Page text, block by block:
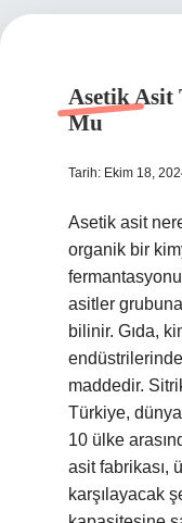
Asetik
Mu
Tarih: Ekim 18,
Asetik asit
organik bir
asitler
bilinir. Gıda,
maddedir.
Türkiye,
10 ülke
asit fabrikası,
karşılayacak